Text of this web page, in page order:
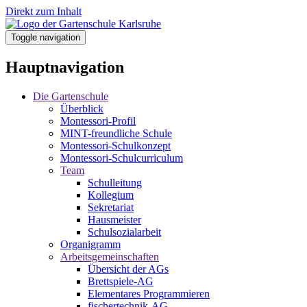
Direkt zum Inhalt
Toggle navigation
Hauptnavigation
Die Gartenschule
Überblick
Montessori-Profil
MINT-freundliche Schule
Montessori-Schulkonzept
Montessori-Schulcurriculum
Team
Schulleitung
Kollegium
Sekretariat
Hausmeister
Schulsozialarbeit
Organigramm
Arbeitsgemeinschaften
Übersicht der AGs
Brettspiele-AG
Elementares Programmieren